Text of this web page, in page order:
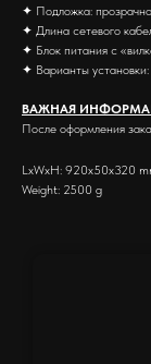
✦ Подложка:
✦ Длина сетевого
✦ Блок питания с
✦ Варианты
ВАЖНАЯ
После оформления
LxWxH: 920x50x320
Weight: 2500 g